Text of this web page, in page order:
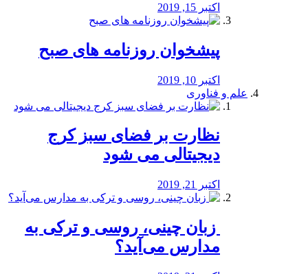
اکتبر 15, 2019
پیشخوان روزنامه های صبح
اکتبر 10, 2019
علم و فناوری
نظارت بر فضای سبز کرج
دیجیتالی می شود
اکتبر 21, 2019
️ زبان چینی، روسی و ترکی به
مدارس می‌آید؟